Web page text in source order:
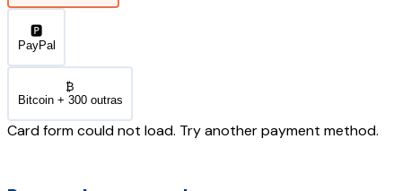
🅿️
PayPal
₿
Bitcoin + 300 outras
Card form could not load. Try another payment method.